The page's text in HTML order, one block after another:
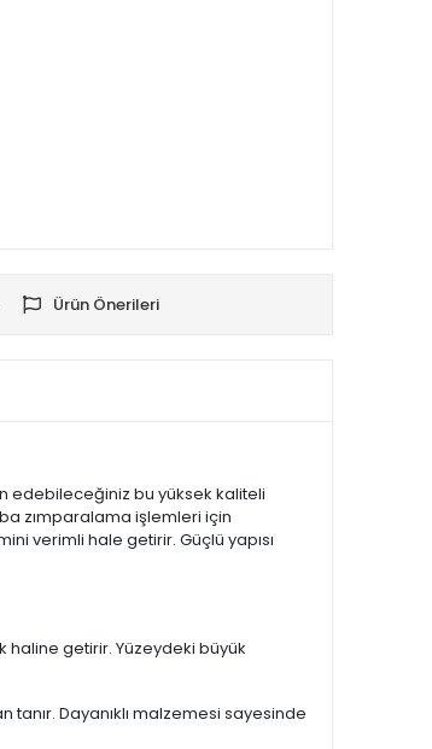
Ürün Önerileri
edebileceğiniz bu yüksek kaliteli
zımparalama işlemleri için
verimli hale getirir. Güçlü yapısı
haline getirir. Yüzeydeki büyük
tanır. Dayanıklı malzemesi sayesinde